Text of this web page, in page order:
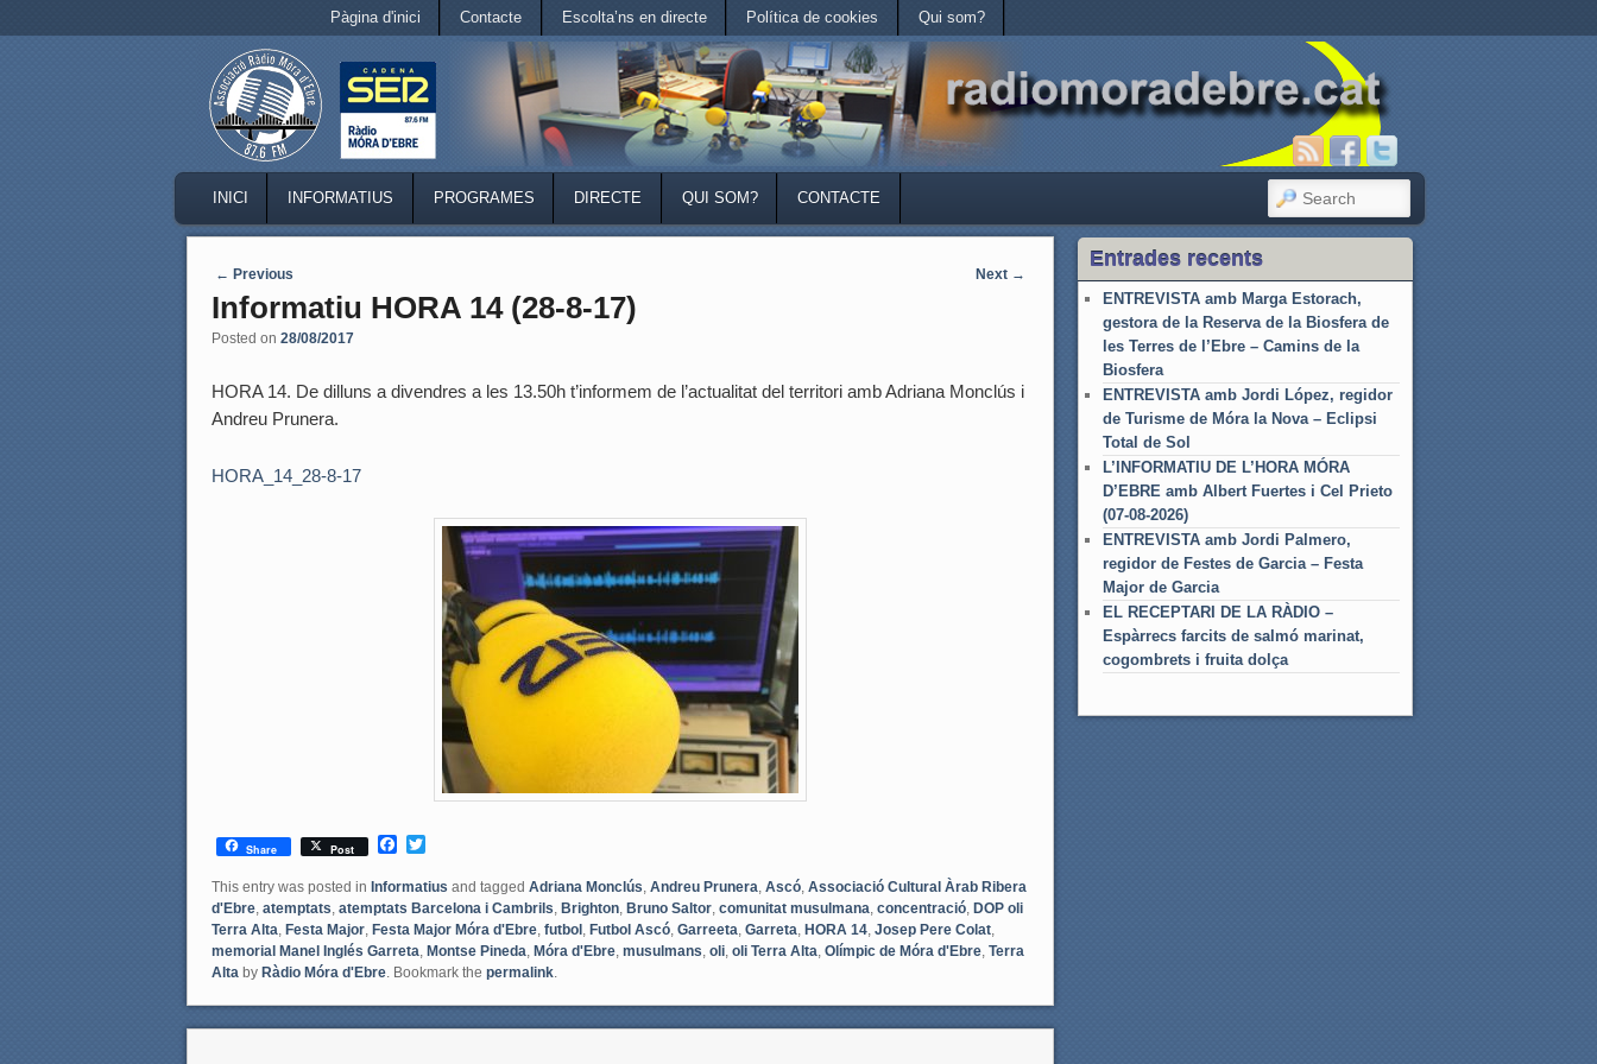
Pàgina d'inici Contacte Escolta’ns en directe Política de cookies Qui som?
MAIN MENU
SKIP TO PRIMARY CONTENT
SKIP TO SECONDARY CONTENT
INICI INFORMATIUS PROGRAMES DIRECTE QUI SOM? CONTACTE SEARCH
Post navigation
← Previous Next →
Informatiu HORA 14 (28-8-17)
Posted on 28/08/2017
HORA 14. De dilluns a divendres a les 13.50h t’informem de l’actualitat del territori amb Adriana Monclús i
Andreu Prunera.
HORA_14_28-8-17
Share Post
F
c
e
b
o
o
k
i
t
t
e
r
This entry was posted in Informatius and tagged Adriana Monclús, Andreu Prunera, Ascó, Associació Cultural Àrab Ribera
d'Ebre, atemptats, atemptats Barcelona i Cambrils, Brighton, Bruno Saltor, comunitat musulmana, concentració, DOP oli
Terra Alta, Festa Major, Festa Major Móra d'Ebre, futbol , Futbol Ascó, Garreeta, Garreta, HORA 14, Josep Pere Colat,
memorial Manel Inglés Garreta, Montse Pineda, Móra d'Ebre, musulmans, oli, oli Terra Alta, Olímpic de Móra d'Ebre, Terra
Alta by Ràdio Móra d'Ebre. Bookmark the permalink.
Entrades recents
ENTREVISTA amb Marga Estorach,
gestora de la Reserva de la Biosfera de
les Terres de l’Ebre – Camins de la
Biosfera
ENTREVISTA amb Jordi López, regidor
de Turisme de Móra la Nova – Eclipsi
Total de Sol
L’INFORMATIU DE L’HORA MÓRA
D’EBRE amb Albert Fuertes i Cel Prieto
(07-08-2026)
ENTREVISTA amb Jordi Palmero,
regidor de Festes de Garcia – Festa
Major de Garcia
EL RECEPTARI DE LA RÀDIO –
Espàrrecs farcits de salmó marinat,
cogombrets i fruita dolça